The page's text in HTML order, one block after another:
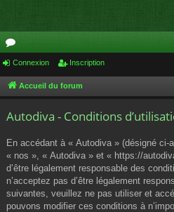
or
u
Connexion Inscription
Accueil du forum
Autodiva - Conditions
En accédant à « Autodiva » (désigné ci-
« nos », « Autodiva » et « https://
d’être légalement responsable des
n’acceptez pas d’être légalement
suivantes, veuillez ne pas utiliser et
pouvons modifier ces conditions à